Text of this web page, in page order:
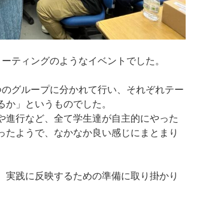
ティングのようなイベントでした。
グループに分かれて行い、それぞれテー
」というものでした。
進行など、全て学生達が自主的にやった
たようで、なかなか良い感じにまとまり
実践に反映するための準備に取り掛かり